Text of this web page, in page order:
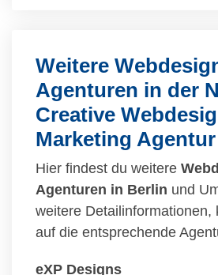
Weitere
Agenturen in der
Creative
Marketing Agentur
Hier findest du weitere
Agenturen in Berlin und
weitere Detailinformationen,
auf die entsprechende
eXP Designs